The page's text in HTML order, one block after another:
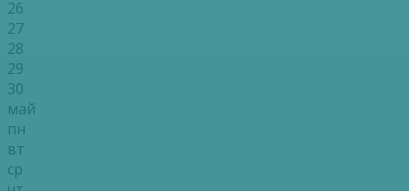
26
27
28
29
30
май
пн
вт
ср